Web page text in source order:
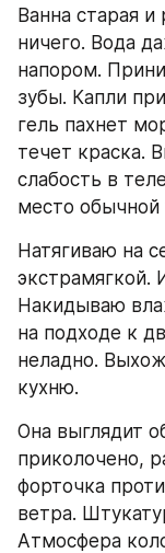
Ванна старая
ничего. Вода
напором.
зубы. Капли
гель пахнет
течет краска.
слабость в
место обычной
Натягиваю на
экстрамягкой.
Накидываю
на подходе к
неладно.
кухню.
Она выглядит
приколочено,
форточка
ветра.
Атмосфера